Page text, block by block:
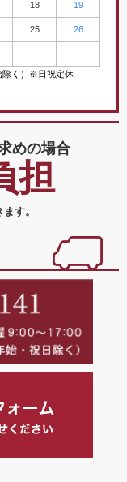
18 19
25 26
除く）※日祝定休
めの場合
担
す。